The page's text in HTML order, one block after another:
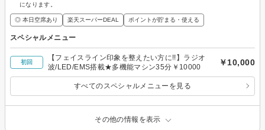
になります。
◎ 本日空席あり 楽天スーパーDEAL ポイントが貯まる・使える
スペシャルメニュー
初回
【フェイスライン印象を整えたい方に!!】ラジオ
波/LED/EMS搭載★多機能マシン35分￥10000
￥10,000
すべてのスペシャルメニューを見る
その他の情報を表示